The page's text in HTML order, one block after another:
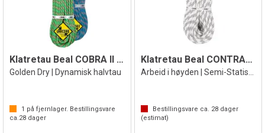
Klatretau Beal COBRA ll 8,6mm
Golden Dry | Dynamisk halvtau
1 på fjernlager. Bestillingsvare
ca. 28 dager
Klatretau Beal CONTRACT 10,5mmx200m
Bestillingsvare ca. 28dager
(estimat)